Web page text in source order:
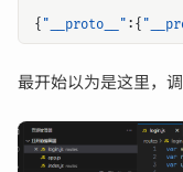
{ "__proto__" :{
最开始以为是这里，